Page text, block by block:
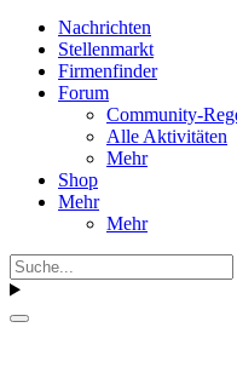
Nachrichten
Stellenmarkt
Firmenfinder
Forum
Community-
Alle Aktivitäten
Mehr
Shop
Mehr
Mehr